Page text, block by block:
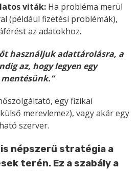
viták: Ha probléma merül
(például fizetési problémák),
az adatokhoz.
használjuk adattárolásra, a
az, hogy legyen egy
egy fizikai
merevlemez), vagy akár egy
szerver.
is népszerű stratégia a
terén. Ez a szabály a